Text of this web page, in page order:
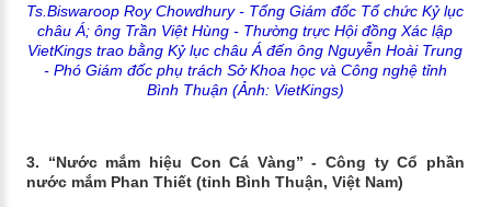
Ts.Biswaroop Roy Chowdhury - Tổng Giám đốc Tổ chức Kỷ lục
châu Á; ông Trần Việt Hùng - Thường trực Hội đồng Xác lập
VietKings trao bằng Kỷ lục châu Á đến ông Nguyễn Hoài Trung
- Phó Giám đốc phụ trách Sở Khoa học và Công nghệ tỉnh
Bình Thuận (Ảnh: VietKings)
3. “Nước mắm hiệu Con Cá Vàng” - Công ty Cổ phần
nước mắm Phan Thiết (tỉnh Bình Thuận, Việt Nam)